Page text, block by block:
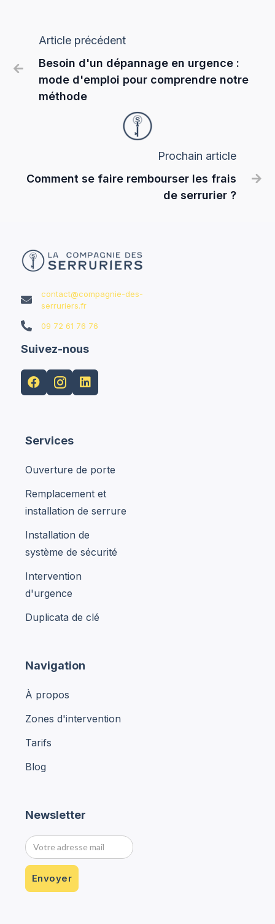

Article précédent
Besoin d'un dépannage en urgence :
mode d'emploi pour comprendre notre
méthode
Prochain article
Comment se faire rembourser les frais
de serrurier ?


contact@compagnie-des-
serruriers.fr
 09 72 61 76 76
Suivez-nous
 
Services
Ouverture de porte
Remplacement et
installation de serrure
Installation de
système de sécurité
Intervention
d'urgence
Duplicata de clé
Navigation
À propos
Zones d'intervention
Tarifs
Blog
Newsletter